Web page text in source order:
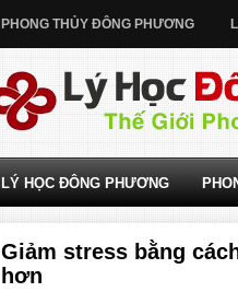
PHONG THỦY ĐÔNG PHƯƠNG
LÝ HỌC ĐÔNG PHƯƠNG
Giảm stress bằng
hơn